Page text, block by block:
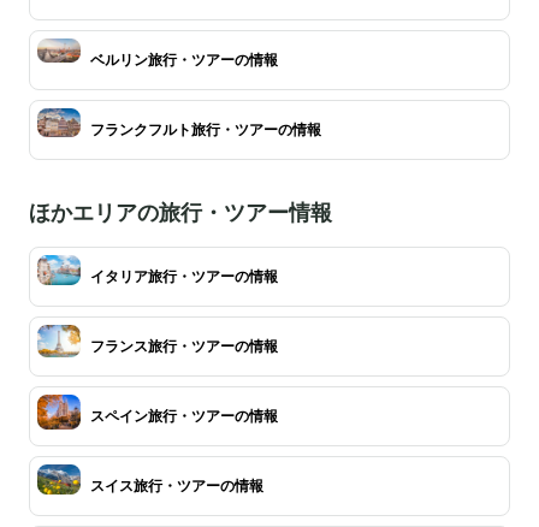
ベルリン旅行・ツアーの情報
フランクフルト旅行・ツアーの情報
ほかエリアの旅行・ツアー情報
イタリア旅行・ツアーの情報
フランス旅行・ツアーの情報
スペイン旅行・ツアーの情報
スイス旅行・ツアーの情報